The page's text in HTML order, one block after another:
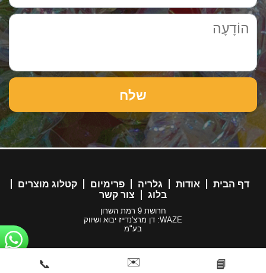
דף הבית אודות גלריה פרימיום
קטלוג מוצרים
בלוג
צור קשר
חרושת 9 רמת השרון
WAZE: דן מרצ'נדייז יבוא ושיווק
בע"מ
📘
✉️
📞